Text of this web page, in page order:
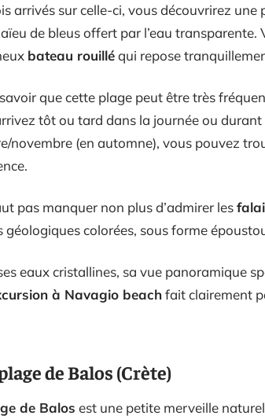
arrivés sur celle-ci, vous découvrirez une
de bleus offert par l’eau transparente.
bateau rouilléqui repose
que cette plage peut être très
tôt ou tard dans la journée ou
novembre (en automne), vous pouvez
pas manquer non plus d’admirer les
géologiques colorées, sous forme
eaux cristallines, sa vue panoramique
à Navagio beachfait clairement
de Balos (Crète)
de Balos est une petite merveille